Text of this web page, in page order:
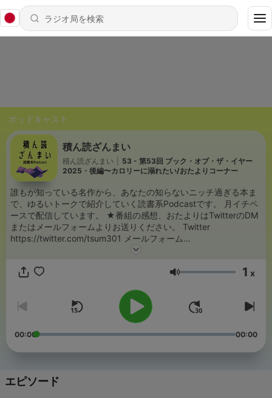
ポッドキャスト
積ん読ざんまい
積ん読ざんまい
53 - 第53回 ブック・オブ・ザ・イヤー
2025・後編〜カロリーに溺れたい/おたよりコーナー
誰もが知っている名作から、あなたの知らないニッチ過ぎる本ま
で、ゆるいトークで紹介していく読書系Podcastです。 月イチペ
ースで配信しています。 ★番組の感想、おたよりはTwitterのDM
またはメールフォームよりお送りください。 Twitter
https://twitter.com/tsum301 メールフォーム
https://forms.gle/ZY6gwchuepfwGKpy7 LISTEN
音量 1 x
00:00 00:00
エピソード